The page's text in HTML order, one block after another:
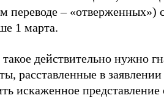
переводе – «отверженных»)
1 марта.
действительно нужно
расставленные в
искаженное представление